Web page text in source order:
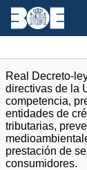
Real Decreto-
directivas de la
competencia,
entidades de
tributarias,
prestación de
consumidores.